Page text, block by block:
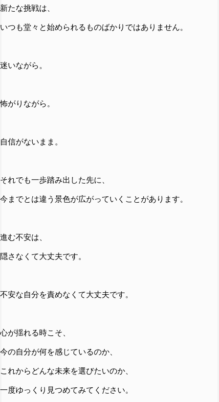
新たな挑戦は、
いつも堂々と始められるものばかりではありません。
迷いながら。
怖がりながら。
自信がないまま。
それでも一歩踏み出した先に、
今までとは違う景色が広がっていくことがあります。
進む不安は、
隠さなくて大丈夫です。
不安な自分を責めなくて大丈夫です。
心が揺れる時こそ、
今の自分が何を感じているのか、
これからどんな未来を選びたいのか、
一度ゆっくり見つめてみてください。